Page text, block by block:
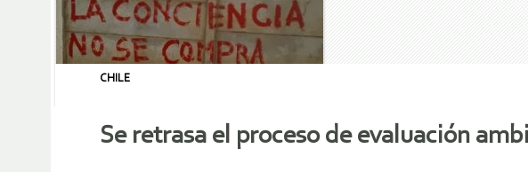
CHILE
Se retrasa el proceso de evaluación